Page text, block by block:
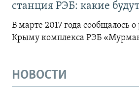
станция РЭБ: какие
В марте 2017 года сообщалось
Крыму комплекса РЭБ
НОВОСТИ